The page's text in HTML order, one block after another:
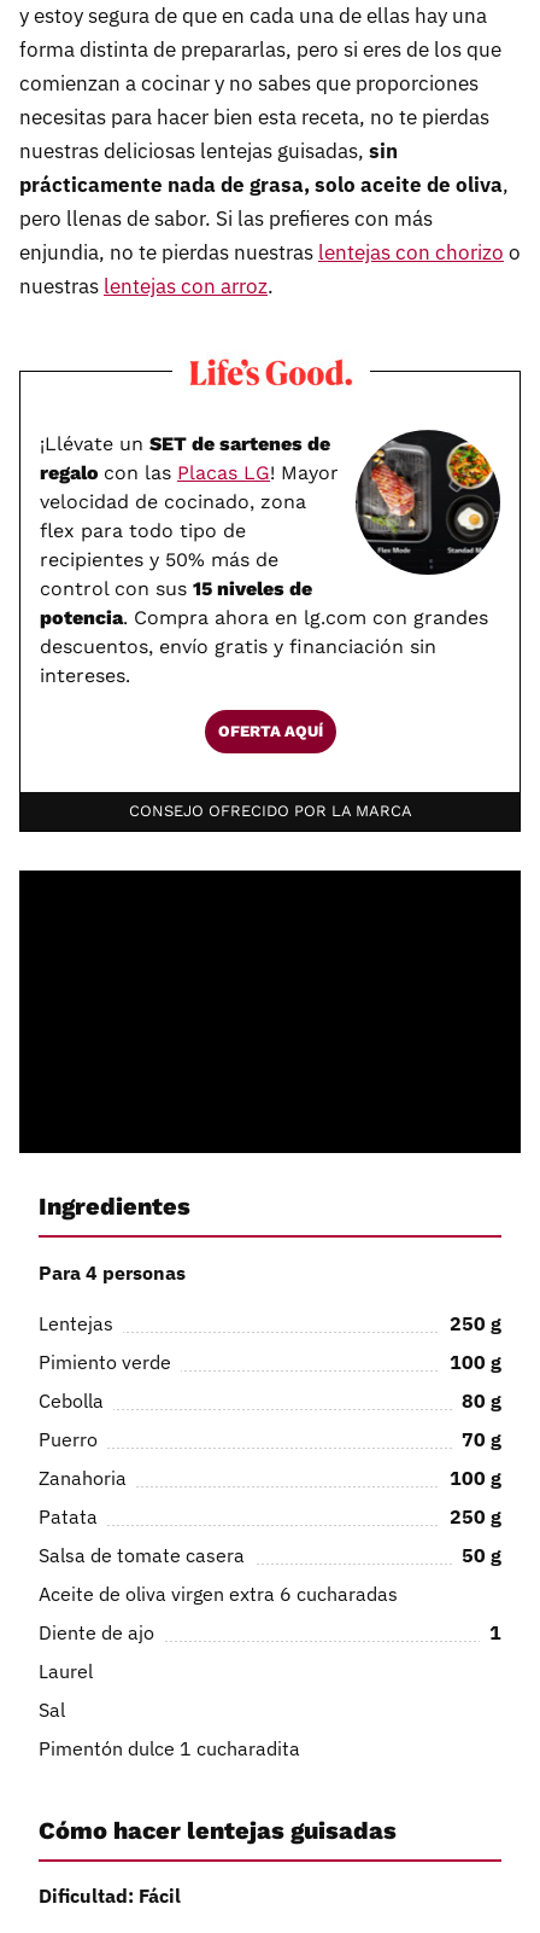
y estoy segura de que en cada una de ellas hay una
forma distinta de prepararlas, pero si eres de los que
comienzan a cocinar y no sabes que proporciones
necesitas para hacer bien esta receta, no te pierdas
nuestras deliciosas lentejas guisadas, sin
prácticamente nada de grasa, solo aceite de oliva,
pero llenas de sabor. Si las prefieres con más
enjundia, no te pierdas nuestras lentejas con chorizo o
nuestras lentejas con arroz.
¡Llévate un SET de sartenes de
regalo con las Placas LG! Mayor
velocidad de cocinado, zona
flex para todo tipo de
recipientes y 50% más de
control con sus 15 niveles de
potencia. Compra ahora en lg.com con grandes
descuentos, envío gratis y financiación sin
intereses.
OFERTA AQUÍ
CONSEJO OFRECIDO POR LA MARCA
Ingredientes
Para 4 personas
Lentejas 250 g
Pimiento verde
100 g
Cebolla
80 g
Puerro
70 g
Zanahoria
100 g
Patata
250 g
Salsa de tomate casera
50 g
Aceite de oliva virgen extra 6 cucharadas
Diente de ajo
1
Laurel
Sal
Pimentón dulce 1 cucharadita
Cómo hacer lentejas guisadas
Dificultad: Fácil